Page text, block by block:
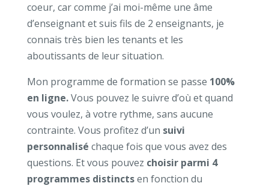
coeur, car comme j’ai moi-même une âme
d’enseignant et suis fils de 2 enseignants, je
connais très bien les tenants et les
aboutissants de leur situation.
Mon programme de formation se passe 100%
en ligne.Vous pouvez le suivre d’où et quand
vous voulez, à votre rythme, sans aucune
contrainte. Vous profitez d’un suivi
personnalisé chaque fois que vous avez des
questions. Et vous pouvez choisir parmi 4
programmes distinctsen fonction du